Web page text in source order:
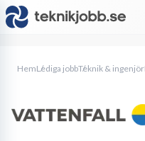
HemLediga jobbTeknik & ingenjör